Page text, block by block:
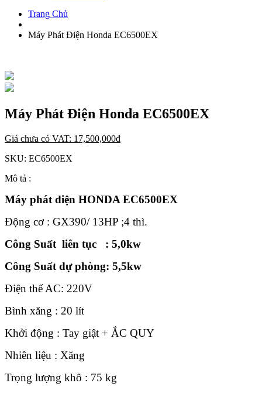
Trang Chủ
Máy Phát Điện Honda EC6500EX
Máy Phát Điện Honda EC6500EX
Giá chưa có VAT: 17,500,000đ
SKU: EC6500EX
Mô tả :
Máy phát điện HONDA EC6500EX
Động cơ : GX390/ 13HP ;4 thì.
Công Suất liên tục : 5,0kw
Công Suất dự phòng: 5,5kw
Điện thế AC: 220V
Bình xăng : 20 lít
Khởi động : Tay giật + ẮC QUY
Nhiên liệu : Xăng
Trọng lượng khô : 75 kg